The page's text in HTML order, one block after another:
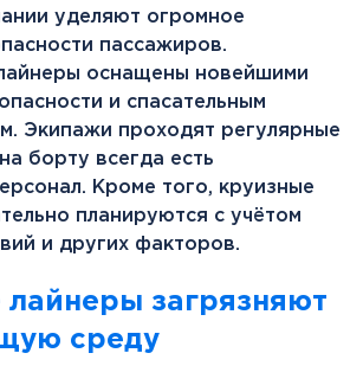
уделяют огромное
пассажиров.
оснащены новейшими
и спасательным
Экипажи проходят регулярные
борту всегда есть
Кроме того, круизные
планируются с учётом
и других факторов.
лайнеры загрязняют
среду